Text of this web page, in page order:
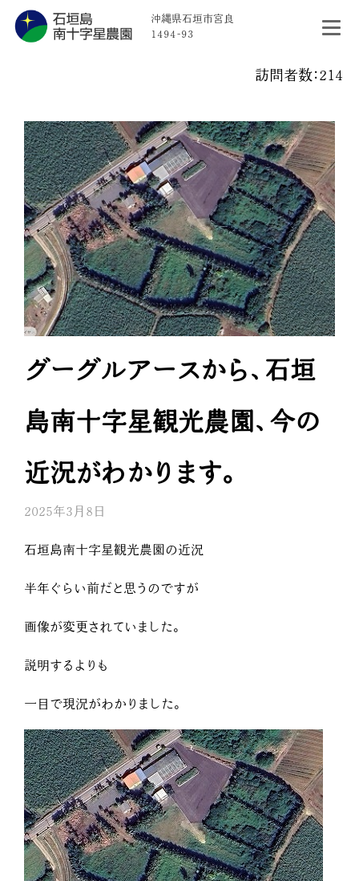
沖縄県石垣市宮良
1494-93
訪問者数：214
グーグルアースから、石垣
島南十字星観光農園、今の
近況がわかります。
2025年3月8日
石垣島南十字星観光農園の近況
半年ぐらい前だと思うのですが
画像が変更されていました。
説明するよりも
一目で現況がわかりました。